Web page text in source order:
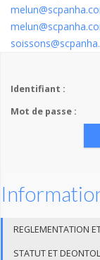
Identifiant :
Mot de passe :
REGLEMENTATION
STATUT ET